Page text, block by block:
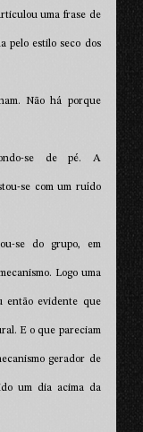
uma frase de
pelo estilo seco dos
Não há porque
se de pé. A
se com um ruído
se do grupo, em
Logo uma
então evidente que
E o que pareciam
gerador de
um dia acima da